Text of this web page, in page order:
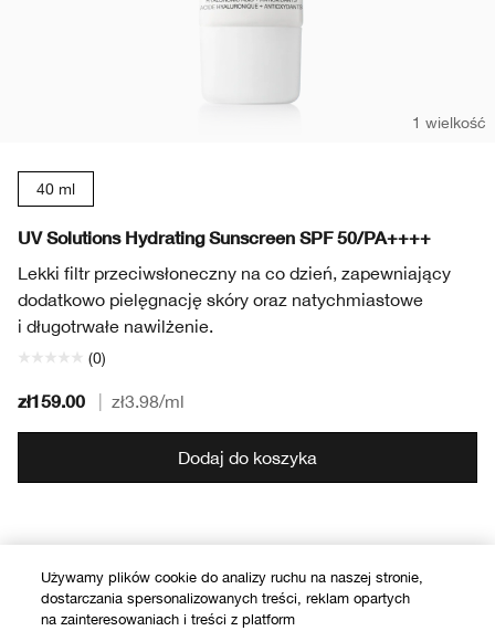
1 wielkość
40 ml
UV Solutions Hydrating Sunscreen SPF 50/PA++++
Lekki filtr przeciwsłoneczny na co dzień, zapewniający
dodatkowo pielęgnację skóry oraz natychmiastowe
i długotrwałe nawilżenie.
(0)
zł159.00 zł3.98/ml
Dodaj do koszyka
bestsellery
Używamy plików cookie do analizy ruchu na naszej stronie,
dostarczania spersonalizowanych treści, reklam opartych
na zainteresowaniach i treści z platform